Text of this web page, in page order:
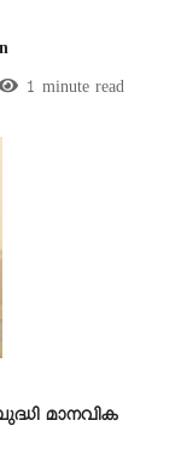
1 minute read
മാനവിക